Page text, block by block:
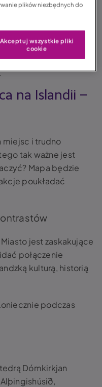
od tego, co chcesz
kupić ubezpieczenie
planujesz wynająć auto
na Islandii –
miejsc i trudno
tak ważne jest
Mapa będzie
poukładać
Miasto jest zaskakujące
połączenie
kulturą, historią
podczas
Dómkirkjan
plików niezbędnych do
Akceptuj wszystkie pliki
cookie